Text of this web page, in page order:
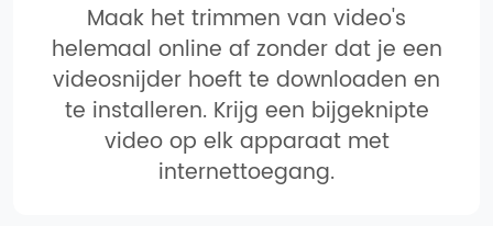
Maak het trimmen van video's
helemaal online af zonder dat je een
videosnijder hoeft te downloaden en
te installeren. Krijg een bijgeknipte
video op elk apparaat met
internettoegang.